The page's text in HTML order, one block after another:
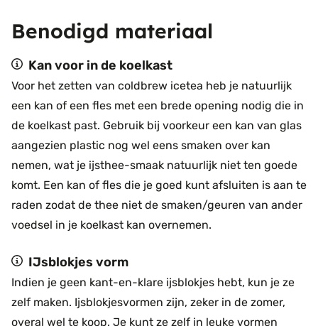
Benodigd materiaal
Kan voor in de koelkast
Voor het zetten van coldbrew icetea heb je natuurlijk
een kan of een fles met een brede opening nodig die in
de koelkast past. Gebruik bij voorkeur een kan van glas
aangezien plastic nog wel eens smaken over kan
nemen, wat je ijsthee-smaak natuurlijk niet ten goede
komt. Een kan of fles die je goed kunt afsluiten is aan te
raden zodat de thee niet de smaken/geuren van ander
voedsel in je koelkast kan overnemen.
IJsblokjes vorm
Indien je geen kant-en-klare ijsblokjes hebt, kun je ze
zelf maken. Ijsblokjesvormen zijn, zeker in de zomer,
overal wel te koop. Je kunt ze zelf in leuke vormen